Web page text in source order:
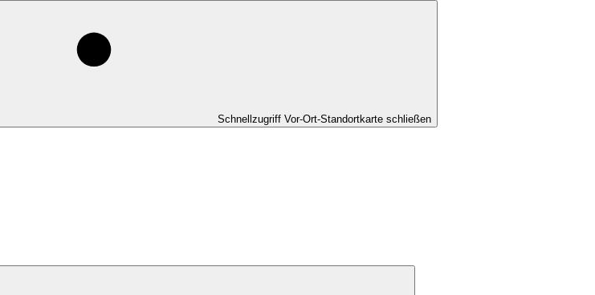
Schnellzugriff Vor-Ort-Standortkarte schließen